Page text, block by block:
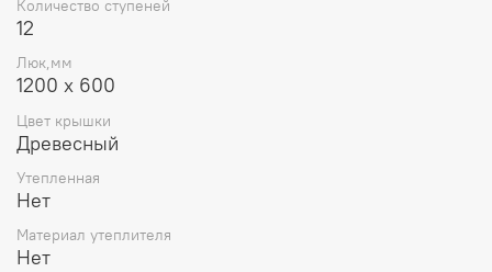
Вес: 22 кг
Количество ступеней
12
Люк,мм
1200 х 600
Цвет крышки
Древесный
Утепленная
Нет
Материал утеплителя
Нет